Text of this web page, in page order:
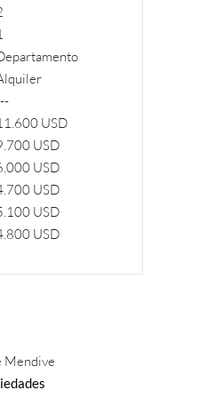
USD
USD
USD
USD
USD
USD
Mendive